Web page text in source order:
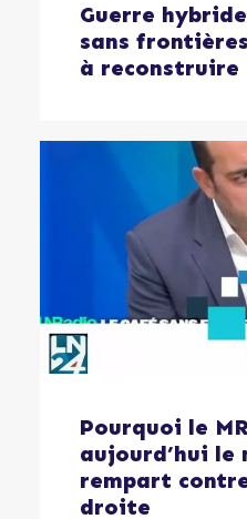
Guerre
sans
à reconstruire
Pourquoi le
aujourd’hui le
rempart
droite